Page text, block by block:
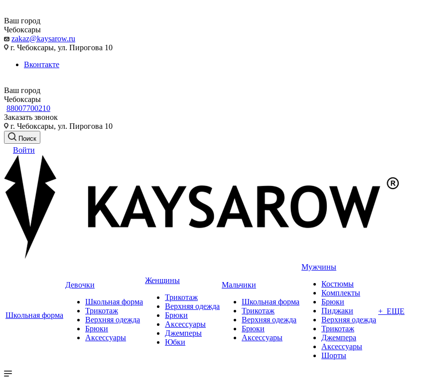
Ваш город
Чебоксары
zakaz@kaysarow.ru
г. Чебоксары, ул. Пирогова 10
Вконтакте
Ваш город
Чебоксары
88007700210
Заказать звонок
г. Чебоксары, ул. Пирогова 10
Поиск
Войти
Школьная форма
Девочки
Школьная форма
Трикотаж
Верхняя одежда
Брюки
Аксессуары
Женщины
Трикотаж
Верхняя одежда
Брюки
Аксессуары
Джемперы
Юбки
Мальчики
Школьная форма
Трикотаж
Верхняя одежда
Брюки
Аксессуары
Мужчины
Костюмы
Комплекты
Брюки
Пиджаки
Верхняя одежда
Трикотаж
Джемпера
Аксессуары
Шорты
+ ЕЩЕ